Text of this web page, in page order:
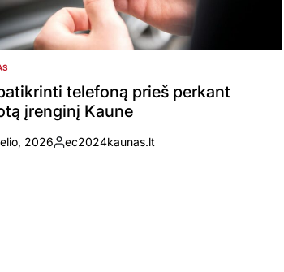
telefoną prieš perkant
įrenginį Kaune
2026
Posted
ec2024kaunas.lt